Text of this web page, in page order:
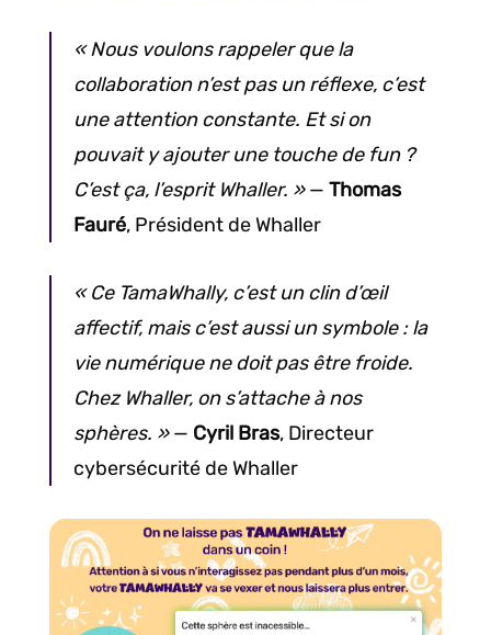
« Nous voulons rappeler que la
collaboration n’est pas un réflexe, c’est
une attention constante. Et si on
pouvait y ajouter une touche de fun ?
C’est ça, l’esprit Whaller. »— Thomas
Fauré, Président de Whaller
« Ce TamaWhally, c’est un clin d’œil
affectif, mais c’est aussi un symbole : la
vie numérique ne doit pas être froide.
Chez Whaller, on s’attache à nos
sphères. »— Cyril Bras, Directeur
cybersécurité de Whaller